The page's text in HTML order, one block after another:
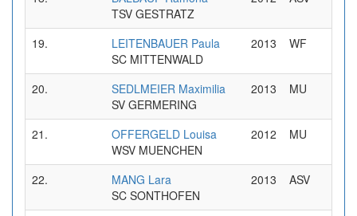
TSV GESTRATZ
19.
LEITENBAUER Paula
SC MITTENWALD
2013 WF
20.
SEDLMEIER Maximilia
SV GERMERING
2013 MU
21.
OFFERGELD Louisa
WSV MUENCHEN
2012 MU
22.
MANG Lara
SC SONTHOFEN
2013 ASV